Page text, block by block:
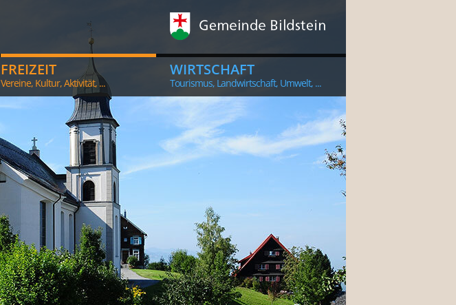
FREIZEIT
Vereine, Kultur, Aktivität, ...
WIRTSCHAFT
Tourismus, Landwirtschaft, Umwelt, ...